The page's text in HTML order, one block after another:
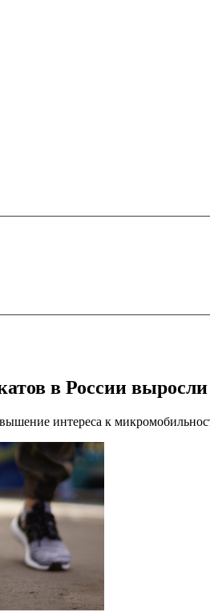
в России выросли
интереса к